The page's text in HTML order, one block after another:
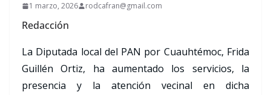
1 marzo, 2026 rodcafran@gmail.com
Redacción
La Diputada local del PAN por Cuauhtémoc, Frida
Guillén Ortiz, ha aumentado los servicios, la
presencia y la atención vecinal en dicha